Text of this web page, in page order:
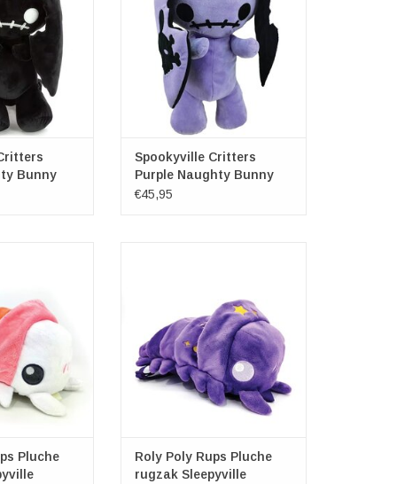
ca. 48cm x
15cm
WINKELWAGEN
Bunny
Afmetingen: (lxbxd) ca. 48cm x
25cm x 15cm
TOEVOEGEN AAN WINKELWAGEN
Spookyville Critters
Purple Naughty Bunny
Rugzak
€45,95
ca. 35cm x
12cm
WINKELWAGEN
Pluche
Afmetingen: (lxbxh) ca. 35cm x
18cm x 12cm
TOEVOEGEN AAN WINKELWAGEN
Roly Poly Rups Pluche
rugzak Sleepyville